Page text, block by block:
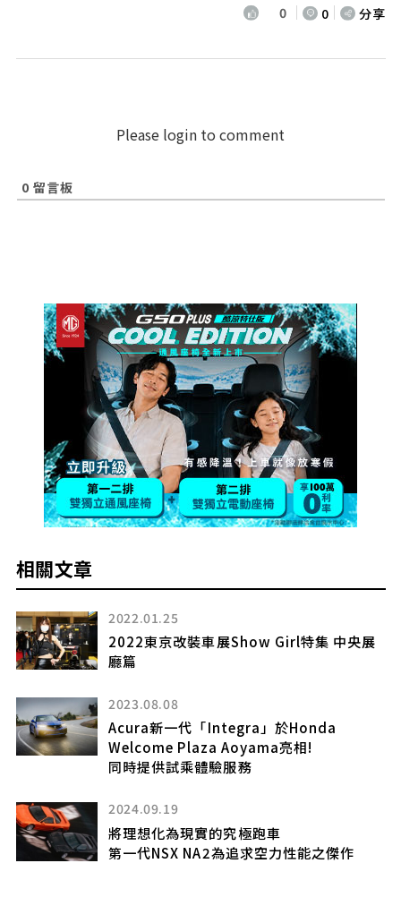
0 0 分享
Please login to comment
0 留言板
相關文章
2022.01.25
2022東京改裝車展Show Girl特集 中央展
廳篇
2023.08.08
Acura新一代「Integra」於Honda
Welcome Plaza Aoyama亮相!
同時提供試乘體驗服務
2024.09.19
將理想化為現實的究極跑車
第一代NSX NA2為追求空力性能之傑作